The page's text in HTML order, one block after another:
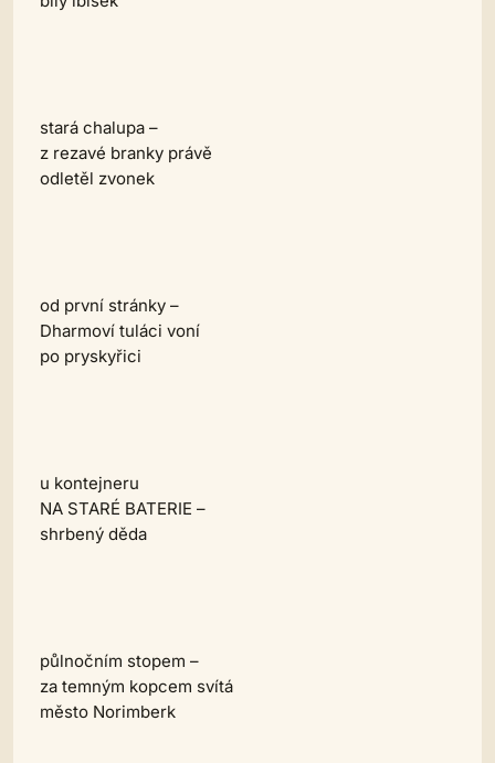
stará chalupa –
z rezavé branky právě
odletěl zvonek
od první stránky –
Dharmoví tuláci voní
po pryskyřici
u kontejneru
NA STARÉ BATERIE –
shrbený děda
půlnočním stopem –
za temným kopcem svítá
město Norimberk